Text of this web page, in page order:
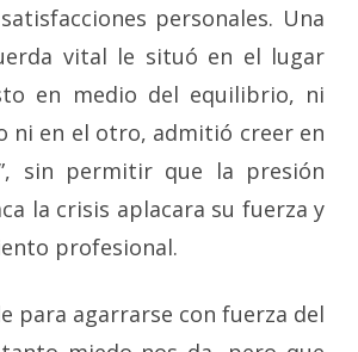
personales. Una
vital le situó en el lugar
en medio del equilibrio, ni
ni en el otro, admitió creer en
sin permitir que la presión
la crisis aplacara su fuerza y
profesional.
para agarrarse con fuerza del